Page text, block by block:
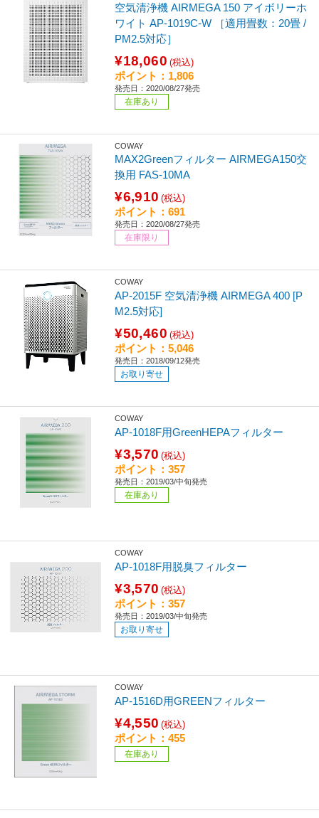
空気清浄機 AIRMEGA 150 アイボリーホ
ワイト AP-1019C-W ［適用畳数：20畳 /
PM2.5対応］
¥18,060 (税込)
ポイント：1,806
発売日：2020/08/27発売
在庫あり
COWAY
MAX2Greenフィルター AIRMEGA150交
換用 FAS-10MA
¥6,910 (税込)
ポイント：691
発売日：2020/08/27発売
在庫限り
COWAY
AP-2015F 空気清浄機 AIRMEGA 400 [P
M2.5対応]
¥50,460 (税込)
ポイント：5,046
発売日：2018/09/12発売
お取り寄せ
COWAY
AP-1018F用GreenHEPAフィルター
¥3,570 (税込)
ポイント：357
発売日：2019/03/中旬発売
在庫あり
COWAY
AP-1018F用脱臭フィルター
¥3,570 (税込)
ポイント：357
発売日：2019/03/中旬発売
お取り寄せ
COWAY
AP-1516D用GREENフィルター
¥4,550 (税込)
ポイント：455
在庫あり